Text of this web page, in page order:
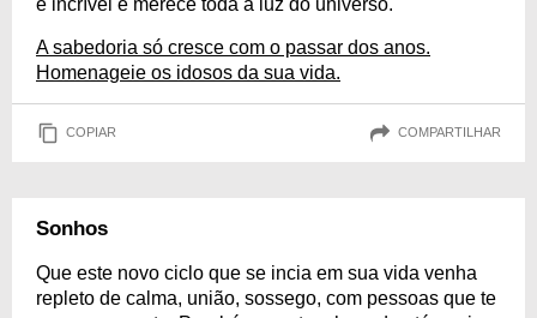
A sabedoria só cresce com o passar dos anos.
Homenageie os idosos da sua vida.
COPIAR COMPARTILHAR
Sonhos
Que este novo ciclo que se incia em sua vida venha
repleto de calma, união, sossego, com pessoas que te